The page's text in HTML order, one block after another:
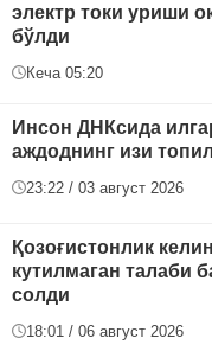
электр токи уриши
бўлди
Кеча 05:20
Инсон ДНКсида
аждоднинг изи
23:22 / 03 август 2026
Қозоғистонлик
кутилмаган талаби
солди
18:01 / 06 август 2026